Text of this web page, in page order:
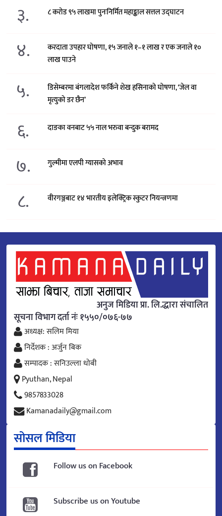
३. ८ करोड ९५ लाखमा पुनःनिर्मित महाङ्काल सत्तल उद्घाटन
४.
करदाता उपहार घोषणा, १५ जनाले १–१ लाख र एक जनाले १०
लाख पाउने
५.
डिसेम्बरमा बंगलादेश फर्किने शेख हसिनाको घोषणा, ‘जेल वा
मृत्युको डर छैन’
६. दाङका वनबाट ५५ नाल भरुवा बन्दुक बरामद
७. गुल्मीमा एलपी ग्यासको अभाव
८. वीरगञ्जबाट १४ भारतीय इलेक्ट्रिक स्कुटर नियन्त्रणमा
अनुज मिडिया प्रा. लि.द्धारा संचालित
सूचना विभाग दर्ता नंः १५५०/०७६-७७
अध्यक्ष: सलिम मिया
निर्देशक : अर्जुन बिक
सम्पादक : सनिउल्ला धोबी
Pyuthan, Nepal
9857833028
Kamanadaily@gmail.com
सोसल मिडिया
Follow us on Facebook
Subscribe us on Youtube